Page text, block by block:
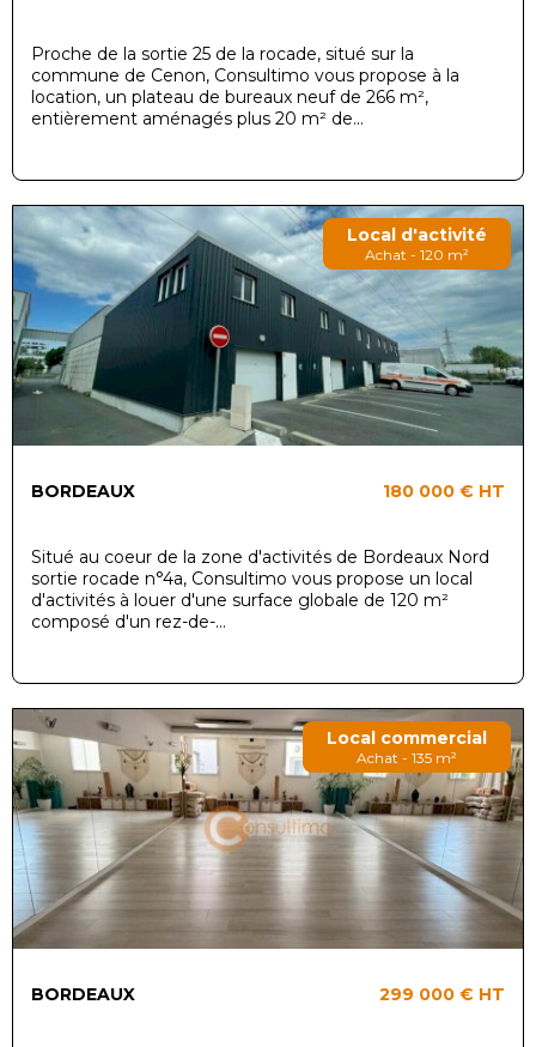
Proche de la sortie 25 de la rocade, situé sur la
commune de Cenon, Consultimo vous propose à la
location, un plateau de bureaux neuf de 266 m²,
entièrement aménagés plus 20 m² de...
Local d'activité
Achat - 120 m²
BORDEAUX 180 000 € HT
Situé au coeur de la zone d'activités de Bordeaux Nord
sortie rocade n°4a, Consultimo vous propose un local
d'activités à louer d'une surface globale de 120 m²
composé d'un rez-de-...
Local commercial
Achat - 135 m²
BORDEAUX 299 000 € HT